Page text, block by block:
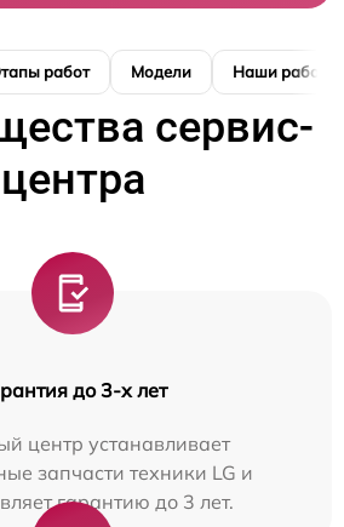
работ Модели Наши работы
сервис-
центра
до 3-х лет
центр устанавливает
запчасти техники LG и
гарантию до 3 лет.